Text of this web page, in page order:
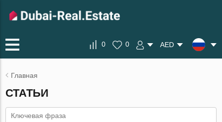
0 0 AED
Главная
СТАТЬИ